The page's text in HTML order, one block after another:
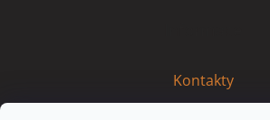
Kontakty